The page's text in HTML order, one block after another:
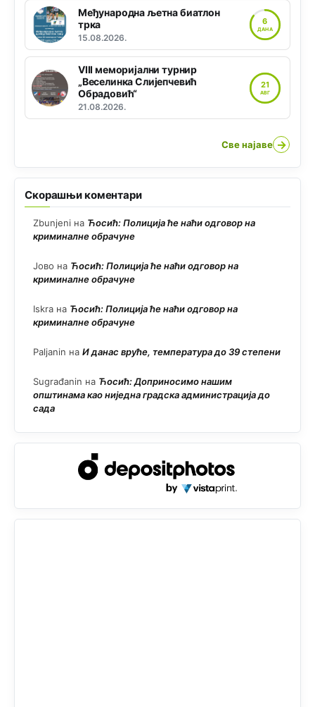
Међународна љетна биатлон
трка
15.08.2026.
6
ДАНА
VIII меморијални турнир
„Веселинка Слијепчевић
Обрадовић“
21.08.2026.
21
АВГ
Све најаве →
Скорашњи коментари
Zbunjeni на Ћосић: Полиција ће наћи одговор на
криминалне обрачуне
Јово на Ћосић: Полиција ће наћи одговор на
криминалне обрачуне
Iskra на Ћосић: Полиција ће наћи одговор на
криминалне обрачуне
Paljanin на И данас вруће, температура до 39 степени
Sugrađanin на Ћосић: Доприносимо нашим
општинама као ниједна градска администрација до
сада